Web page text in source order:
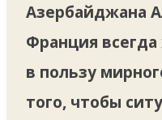
Азербайджана
Франция
в пользу
того, чтобы